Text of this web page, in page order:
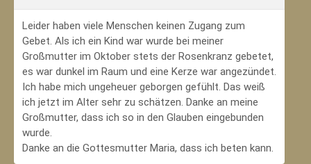
Leider haben viele Menschen keinen Zugang zum
Gebet. Als ich ein Kind war wurde bei meiner
Großmutter im Oktober stets der Rosenkranz gebetet,
es war dunkel im Raum und eine Kerze war angezündet.
Ich habe mich ungeheuer geborgen gefühlt. Das weiß
ich jetzt im Alter sehr zu schätzen. Danke an meine
Großmutter, dass ich so in den Glauben eingebunden
wurde.
Danke an die Gottesmutter Maria, dass ich beten kann.